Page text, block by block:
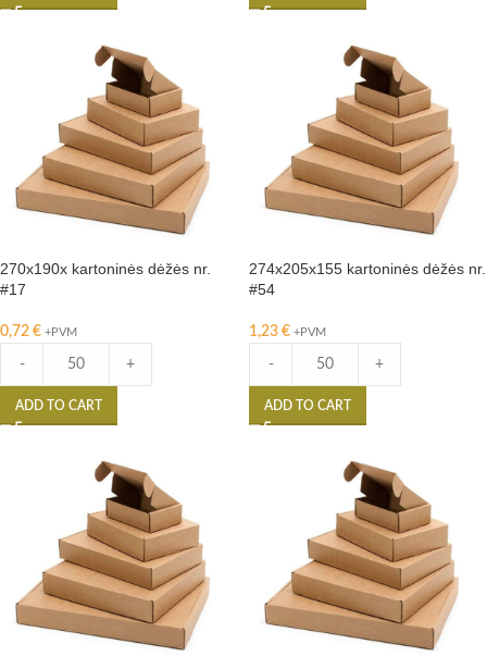
270x190x kartoninės dėžės nr.
#17
0,72 € +PVM
- +
ADD TO CART
274x205x155 kartoninės dėžės nr.
#54
1,23 € +PVM
- +
ADD TO CART